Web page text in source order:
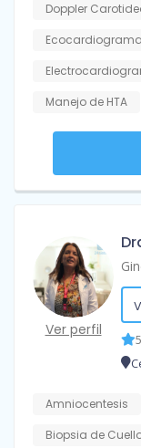
Doppler
Manejo de HTA
Ver perfil
Amniocentesis
Biopsia de